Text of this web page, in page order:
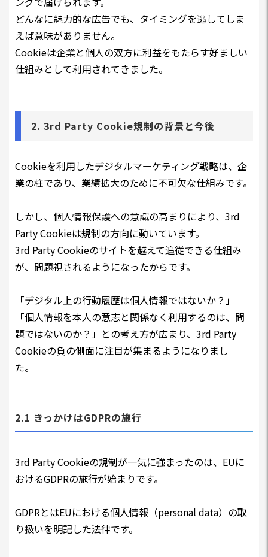
どんなに魅力的な広告でも、タイミングを逃してしま
えば意味がありません。
Cookieは企業と個人の双方に利益をもたらす好ましい
仕組みとして利用されてきました。
2. 3rd Party Cookie規制の背景と今後
Cookieを利用したデジタルマーケティング戦略は、企
業の柱であり、業績拡大のために不可欠な仕組みです。
しかし、個人情報保護への意識の高まりにより、3rd
Party Cookieは規制の方向に動いています。
3rd Party Cookieのサイトを越えて追従できる仕組み
が、問題視されるようになったからです。
「デジタル上の行動履歴は個人情報ではないか？」
「個人情報を本人の意志と関係なく利用するのは、問
題ではないのか？」との考え方が広まり、3rd Party
Cookieの負の側面に注目が集まるようになりまし
た。
2.1 きっかけはGDPRの施行
3rd Party Cookieの規制が一気に強まったのは、EUに
おけるGDPRの施行が始まりです。
GDPRとはEUにおける個人情報（personal data）の取
り扱いを明記した法律です。